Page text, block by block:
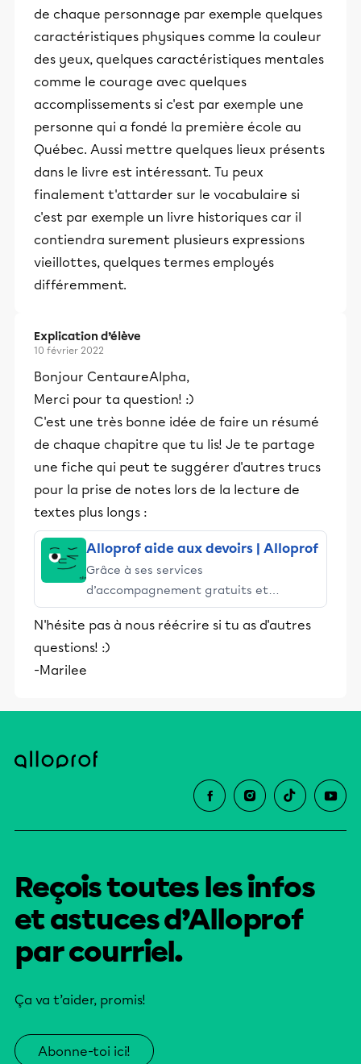
de chaque personnage par exemple quelques
caractéristiques physiques comme la couleur
des yeux, quelques caractéristiques mentales
comme le courage avec quelques
accomplissements si c'est par exemple une
personne qui a fondé la première école au
Québec. Aussi mettre quelques lieux présents
dans le livre est intéressant. Tu peux
finalement t'attarder sur le vocabulaire si
c'est par exemple un livre historiques car il
contiendra surement plusieurs expressions
vieillottes, quelques termes employés
différemment.
Explication d’élève
10 février 2022
Bonjour CentaureAlpha,
Merci pour ta question! :)
C'est une très bonne idée de faire un résumé
de chaque chapitre que tu lis! Je te partage
une fiche qui peut te suggérer d'autres trucs
pour la prise de notes lors de la lecture de
textes plus longs :
Alloprof aide aux devoirs | Alloprof
Grâce à ses services
d’accompagnement gratuits et
stimulants, Alloprof engage les élèves
et leurs parents dans la réussite
éducative.
N'hésite pas à nous réécrire si tu as d'autres
questions! :)
-Marilee
Reçois toutes les infos
et astuces d’Alloprof
par courriel.
Ça va t’aider, promis!
Abonne-toi ici!